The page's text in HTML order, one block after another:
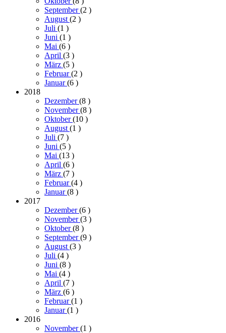
September(2 )
August (2 )
Juli (1 )
Juni (1 )
Mai (6 )
April (3 )
März (5 )
Februar(2 )
Januar(6 )
2018
Dezember(8 )
November(8 )
Oktober(10 )
August (1 )
Juli (7 )
Juni (5 )
Mai (13 )
April (6 )
März (7 )
Februar(4 )
Januar(8 )
2017
Dezember(6 )
November(3 )
Oktober(8 )
September(9 )
August (3 )
Juli (4 )
Juni (8 )
Mai (4 )
April (7 )
März (6 )
Februar(1 )
Januar(1 )
2016
November(1 )